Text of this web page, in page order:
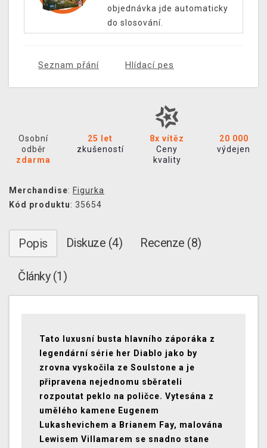
objednávka jde automaticky
do slosování.
Seznam přání Hlídací pes
Osobní
odběr
zdarma
25 let
zkušeností
8x vítěz
Ceny
kvality
20 000
výdejen
Merchandise: Figurka
Kód produktu: 35654
Popis Diskuze (4) Recenze (8)
Články (1)
Tato luxusní busta hlavního záporáka z
legendární série her Diablo jako by
zrovna vyskočila ze Soulstone a je
připravena nejednomu sběrateli
rozpoutat peklo na poličce. Vytesána z
umělého kamene Eugenem
Lukashevichem a Brianem Fay, malována
Lewisem Villamarem se snadno stane